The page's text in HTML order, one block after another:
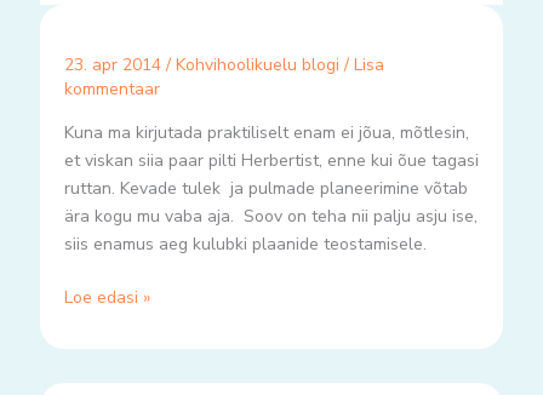
23. apr 2014 / Kohvihoolikuelu blogi / Lisa
kommentaar
Kuna ma kirjutada praktiliselt enam ei jõua, mõtlesin,
et viskan siia paar pilti Herbertist, enne kui õue tagasi
ruttan. Kevade tulek ja pulmade planeerimine võtab
ära kogu mu vaba aja. Soov on teha nii palju asju ise,
siis enamus aeg kulubki plaanide teostamisele.
Loe edasi »